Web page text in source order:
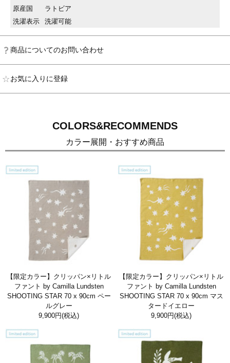
原産国
ラトビア
洗濯表示
洗濯可能
商品についてのお問い合わせ
お気に入りに登録
COLORS&RECOMMENDS
カラー展開・おすすめ商品
【限定カラー】クリッパン×リトル
ファント by Camilla Lundsten
SHOOTING STAR 70 x 90cm ペー
ルグレー
9,900円(税込)
【限定カラー】クリッパン×リトル
ファント by Camilla Lundsten
SHOOTING STAR 70 x 90cm マス
タードイエロー
9,900円(税込)